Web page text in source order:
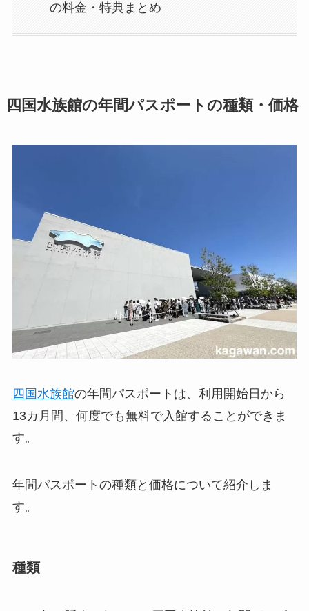
の料金・特典まとめ
四国水族館の年間パスポートの種類・価格
四国水族館の年間パスポートは、利用開始日から
13カ月間、何度でも無料で入館することができま
す。
年間パスポートの種類と価格について紹介しま
す。
種類